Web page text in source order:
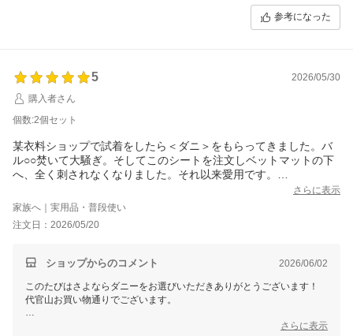
参考になった
5
2026/05/30
購入者さん
個数:2個セット
某衣料ショップで試着をしたら＜ダニ＞をもらってきました。バ
ル○○焚いて大騒ぎ。そしてこのシートを注文しベットマットの下
へ、全く刺されなくなりました。それ以来愛用です。
換気、除湿も大事だそうですが、やはりこれが一番頼りになりま
す。
さらに表示
家族へ｜実用品・普段使い
注文日：2026/05/20
ショップからのコメント 2026/06/02
このたびはさよならダニーをお選びいただきありがとうございます！
代官山お買い物通りでございます。
さらに表示